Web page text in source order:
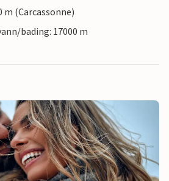
(Carcassonne)
bading: 17000 m